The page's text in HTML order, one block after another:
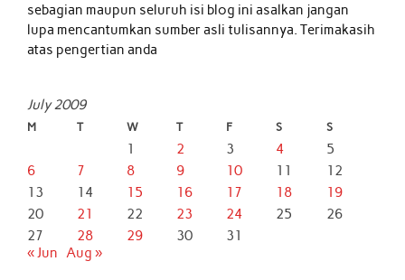
sebagian maupun seluruh isi blog ini asalkan jangan
lupa mencantumkan sumber asli tulisannya. Terimakasih
atas pengertian anda
July 2009
M T W T F S S
1 2 3 4
5
6
7 8 9 10 11
12
13
14 15 16 17 18
19
20
21 22 23 24 25
26
27
28 29 30
31
« Jun Aug »